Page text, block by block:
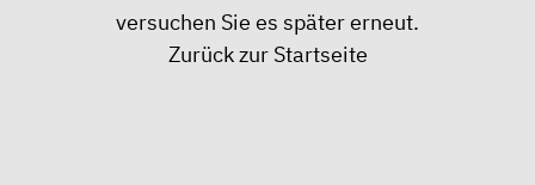
versuchen Sie es später erneut.
Zurück zur Startseite